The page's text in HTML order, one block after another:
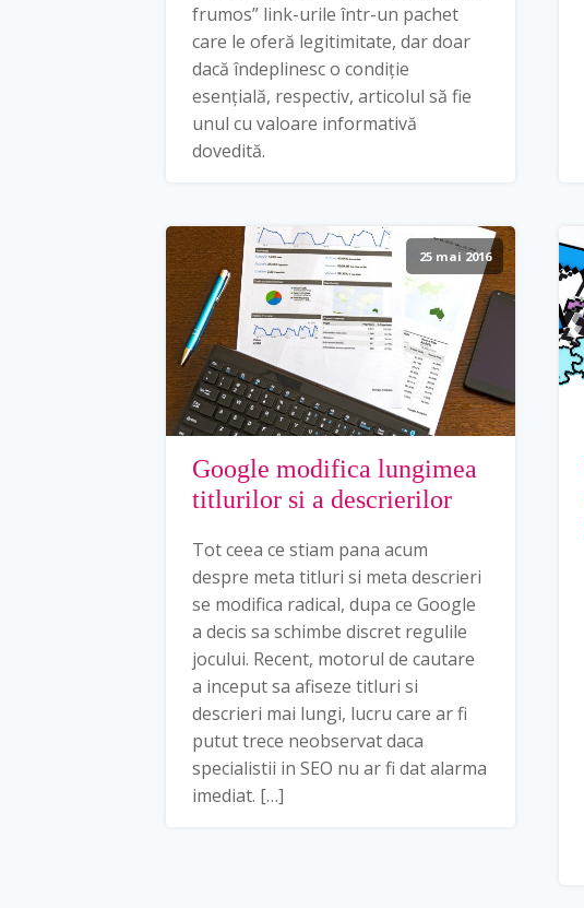
frumos” link-urile într-un pachet
care le oferă legitimitate, dar doar
dacă îndeplinesc o condiție
esențială, respectiv, articolul să fie
unul cu valoare informativă
dovedită.
25 mai 2016
Google modifica lungimea
titlurilor si a descrierilor
Tot ceea ce stiam pana acum
despre meta titluri si meta descrieri
se modifica radical, dupa ce Google
a decis sa schimbe discret regulile
jocului. Recent, motorul de cautare
a inceput sa afiseze titluri si
descrieri mai lungi, lucru care ar fi
putut trece neobservat daca
specialistii in SEO nu ar fi dat alarma
imediat. […]